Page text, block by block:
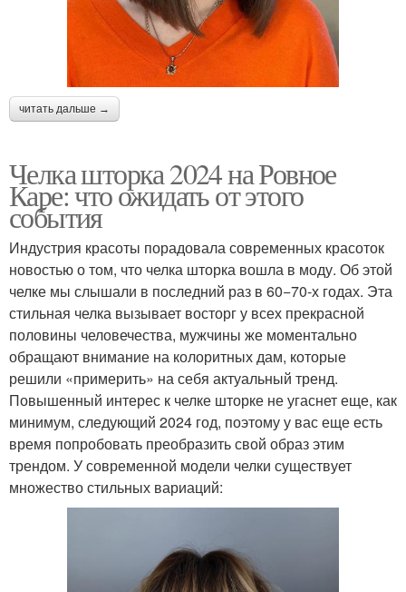
читать дальше →
Челка шторка 2024 на Ровное
Каре: что ожидать от этого
события
Индустрия красоты порадовала современных красоток
новостью о том, что челка шторка вошла в моду. Об этой
челке мы слышали в последний раз в 60−70-х годах. Эта
стильная челка вызывает восторг у всех прекрасной
половины человечества, мужчины же моментально
обращают внимание на колоритных дам, которые
решили «примерить» на себя актуальный тренд.
Повышенный интерес к челке шторке не угаснет еще, как
минимум, следующий 2024 год, поэтому у вас еще есть
время попробовать преобразить свой образ этим
трендом. У современной модели челки существует
множество стильных вариаций: